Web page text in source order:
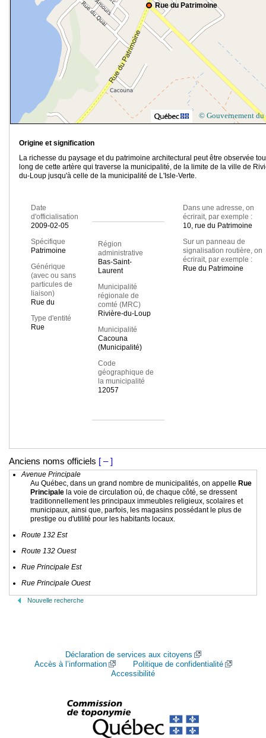
Rue du Patrimoine
© Gouvernement du
Origine et signification
La richesse du paysage et du patrimoine architectural peut être observée
long de cette artère qui traverse la municipalité, de la limite de la ville de
du-Loup jusqu'à celle de la municipalité de L'Isle-Verte.
Date
d'officialisation
2009-02-05
Spécifique
Patrimoine
Générique
(avec ou sans
particules de
liaison)
Rue du
Type d'entité
Rue
Région
administrative
Bas-Saint-
Laurent
Municipalité
régionale de
comté (MRC)
Rivière-du-Loup
Municipalité
Cacouna
(Municipalité)
Code
géographique de
la municipalité
12057
Dans une adresse, on
écrirait, par exemple :
10, rue du Patrimoine
Sur un panneau de
signalisation routière, on
écrirait, par exemple :
Rue du Patrimoine
Anciens noms officiels [ – ]
Avenue Principale
Au Québec, dans un grand nombre de municipalités, on appelle Rue
Principale la voie de circulation où, de chaque côté, se dressent
traditionnellement les principaux immeubles religieux, scolaires et
municipaux, ainsi que, parfois, les magasins possédant le plus de
prestige ou d'utilité pour les habitants locaux.
Route 132 Est
Route 132 Ouest
Rue Principale Est
Rue Principale Ouest
Nouvelle recherche
Déclaration de services aux citoyens
Accès à l’information
Politique de confidentialité
Accessibilité